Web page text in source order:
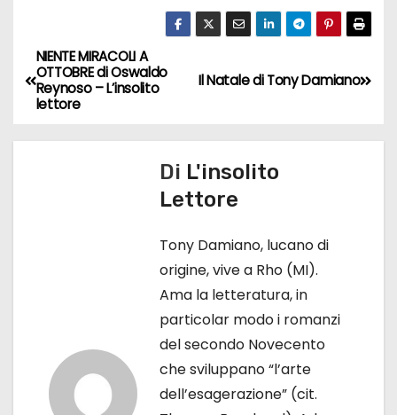
N
a
v
Il Natale di Tony Damiano
NIENTE MIRACOLI A
OTTOBRE di Oswaldo
Reynoso – L’insolito
lettore
Di L'insolito
Lettore
Tony Damiano, lucano di
origine, vive a Rho (MI).
Ama la letteratura, in
particolar modo i romanzi
del secondo Novecento
che sviluppano “l’arte
dell’esagerazione” (cit.